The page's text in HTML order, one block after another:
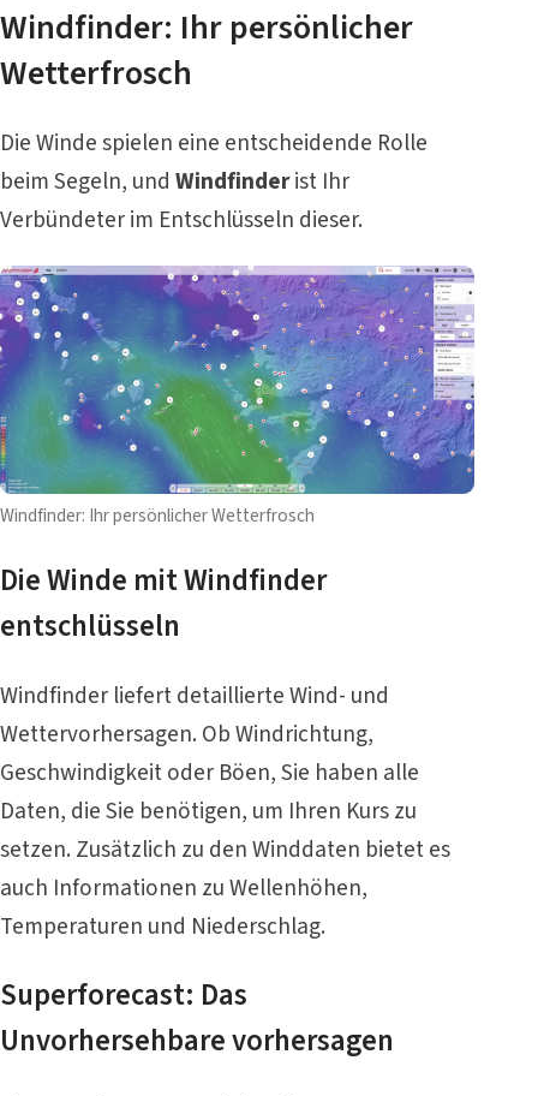
Windfinder: Ihr persönlicher
Wetterfrosch
Die Winde spielen eine entscheidende Rolle
beim Segeln, und Windfinderist Ihr
Verbündeter im Entschlüsseln dieser.
Windfinder: Ihr persönlicher Wetterfrosch
Die Winde mit Windfinder
entschlüsseln
Windfinder liefert detaillierte Wind- und
Wettervorhersagen. Ob Windrichtung,
Geschwindigkeit oder Böen, Sie haben alle
Daten, die Sie benötigen, um Ihren Kurs zu
setzen. Zusätzlich zu den Winddaten bietet es
auch Informationen zu Wellenhöhen,
Temperaturen und Niederschlag.
Superforecast: Das
Unvorhersehbare vorhersagen